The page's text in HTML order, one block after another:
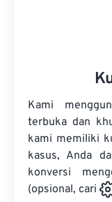
Kami
terbuka dan
kami memiliki
kasus, Anda
konversi
(opsional, cari